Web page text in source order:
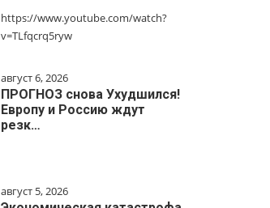
https://www.youtube.com/watch?
v=TLfqcrq5ryw
август 6, 2026
ПРОГНОЗ снова Ухудшился!
Европу и Россию ждут
резк…
август 5, 2026